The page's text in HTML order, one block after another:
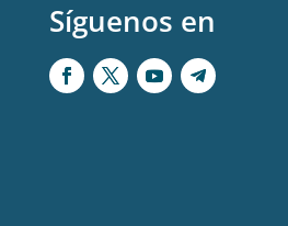
Síguenos en